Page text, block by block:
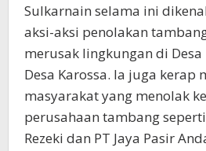
Sulkarnain selama ini
aksi-aksi penolakan
merusak lingkungan di
Desa Karossa. Ia juga
masyarakat yang menolak
perusahaan tambang
Rezeki dan PT Jaya Pasir